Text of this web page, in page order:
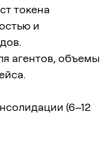
токена
и
агентов, объемы
(6–12